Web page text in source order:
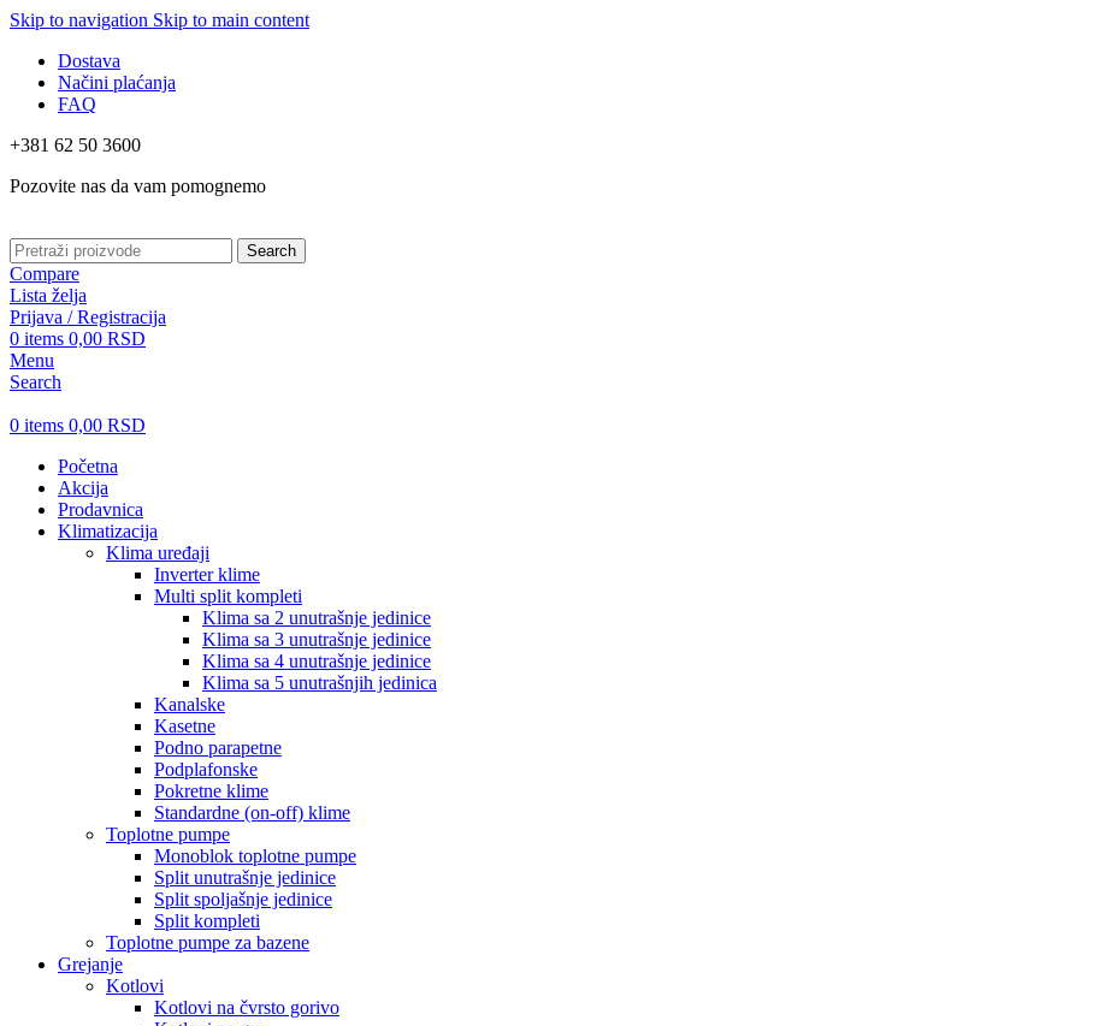
Skip to navigation Skip to main content
Dostava
Načini plaćanja
FAQ
+381 62 50 3600
Pozovite nas da vam pomognemo
Search
Compare
Lista želja
Prijava / Registracija
0 items 0,00 RSD
Menu
Search
0 items 0,00 RSD
Početna
Akcija
Prodavnica
Klimatizacija
Klima uređaji
Inverter klime
Multi split kompleti
Klima sa 2 unutrašnje jedinice
Klima sa 3 unutrašnje jedinice
Klima sa 4 unutrašnje jedinice
Klima sa 5 unutrašnjih jedinica
Kanalske
Kasetne
Podno parapetne
Podplafonske
Pokretne klime
Standardne (on-off) klime
Toplotne pumpe
Monoblok toplotne pumpe
Split unutrašnje jedinice
Split spoljašnje jedinice
Split kompleti
Toplotne pumpe za bazene
Grejanje
Kotlovi
Kotlovi na čvrsto gorivo